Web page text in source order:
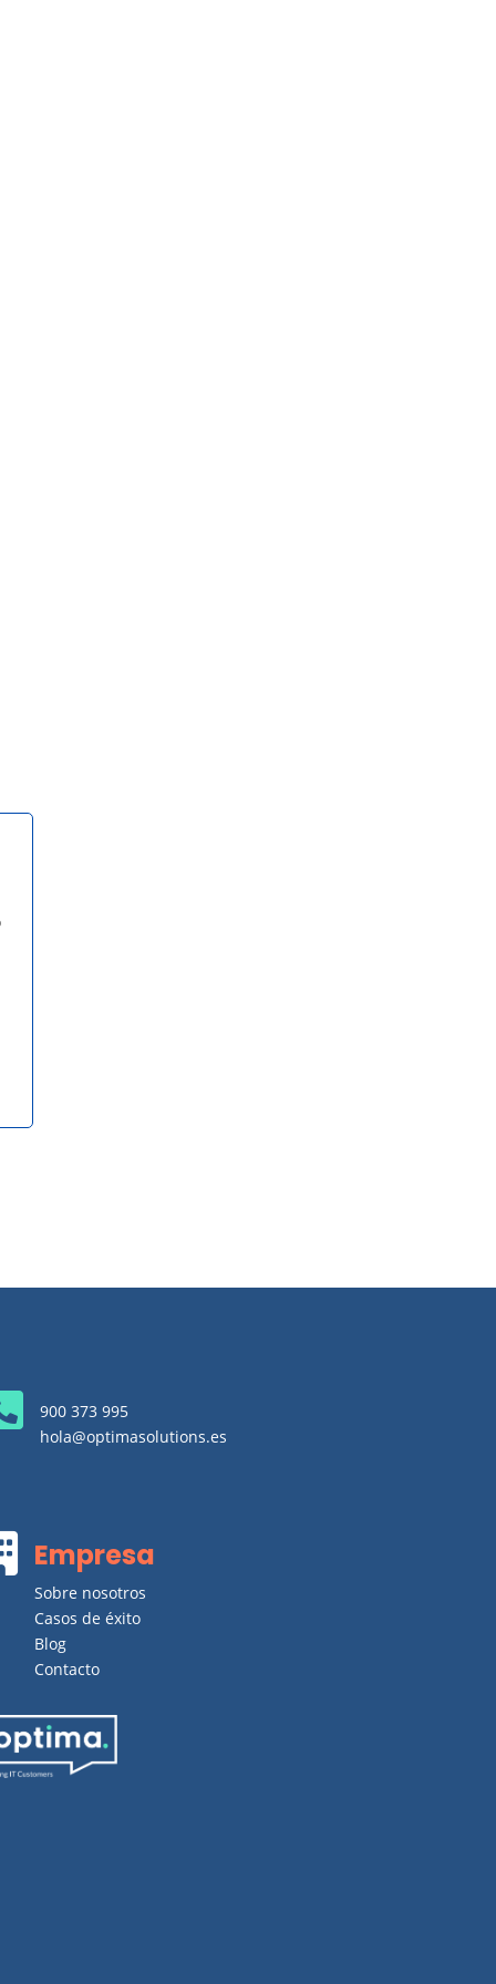
900 373 995
hola@optimasolutions.es
Empresa
Sobre nosotros
Casos de éxito
Blog
Contacto